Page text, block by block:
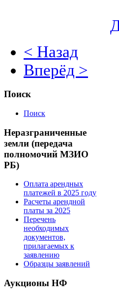
< Назад
Вперёд >
Поиск
Поиск
Неразграниченные
земли (передача
полномочий МЗИО
РБ)
Оплата арендных
платежей в 2025 году
Расчеты арендной
платы за 2025
Перечень
необходимых
документов,
прилагаемых к
заявлению
Образцы заявлений
Аукционы НФ